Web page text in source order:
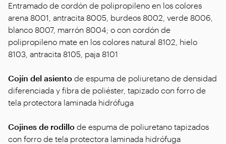
Entramado de cordón de polipropileno en los colores
arena 8001, antracita 8005, burdeos 8002, verde 8006,
blanco 8007, marrón 8004; o con cordón de
polipropileno mate en los colores natural 8102, hielo
8103, antracita 8105, paja 8101
Cojín del asiento de espuma de poliuretano de densidad
diferenciada y fibra de poliéster, tapizado con forro de
tela protectora laminada hidrófuga
Cojines de rodillo de espuma de poliuretano tapizados
con forro de tela protectora laminada hidrófuga